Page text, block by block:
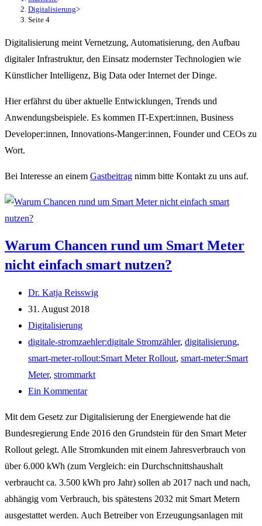
Digitalisierung>
Seite 4
Digitalisierung meint Vernetzung, Automatisierung, den Aufbau
digitaler Infrastruktur, den Einsatz modernster Technologien wie
Künstlicher Intelligenz, Big Data oder Internet der Dinge.
Hier erfährst du über aktuelle Entwicklungen, Trends und
Anwendungsbeispiele. Es kommen IT-Expert:innen, Business
Developer:innen, Innovations-Manger:innen, Founder und CEOs zu
Wort.
Bei Interesse an einem Gastbeitrag nimm bitte Kontakt zu uns auf.
Warum Chancen rund um Smart Meter
nicht einfach smart nutzen?
Beitrags-
Autor:
Dr. Katja Reisswig
Beitrag
veröffentlicht:
31. August 2018
Beitrags-
Kategorie:
Digitalisierung
Post
tag:
digitale-stromzaehler:digitale Stromzähler, digitalisierung,
smart-meter-rollout:Smart Meter Rollout, smart-meter:Smart
Meter, strommarkt
Beitrags-
Ein Kommentar
Mit dem Gesetz zur Digitalisierung der Energiewende hat die
Bundesregierung Ende 2016 den Grundstein für den Smart Meter
Rollout gelegt. Alle Stromkunden mit einem Jahresverbrauch von
über 6.000 kWh (zum Vergleich: ein Durchschnittshaushalt
verbraucht ca. 3.500 kWh pro Jahr) sollen ab 2017 nach und nach,
abhängig vom Verbrauch, bis spätestens 2032 mit Smart Metern
ausgestattet werden. Auch Betreiber von Erzeugungsanlagen mit